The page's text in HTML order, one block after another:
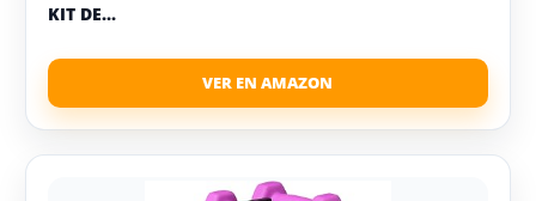
KIT DE...